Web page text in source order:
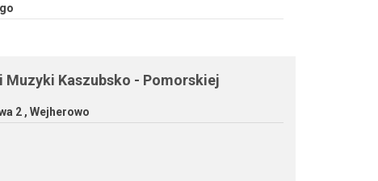
Kaszubsko - Pomorskiej
2 , Wejherowo